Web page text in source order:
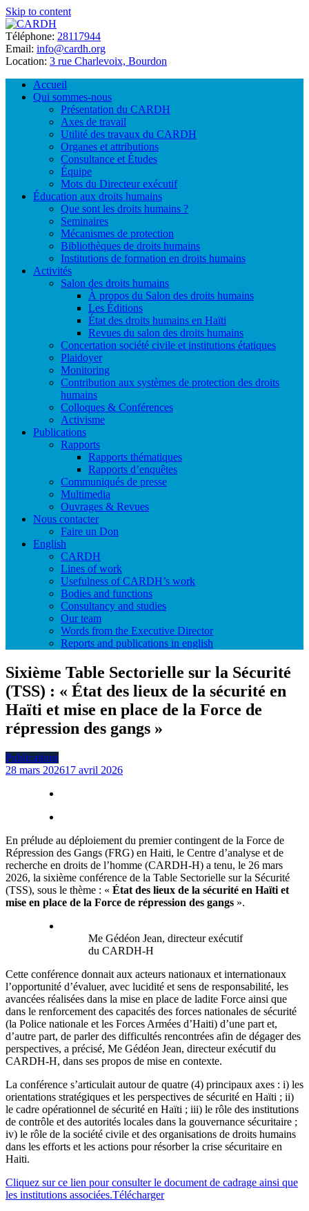
Skip to content
Téléphone: 28117944
Email: info@cardh.org
Location: 3 rue Charlevoix, Bourdon
Accueil
Qui sommes-nous
Présentation du CARDH
Axes de travail
Utilité des travaux du CARDH
Organes et attributions
Consultance et Études
Équipe
Mots du Directeur exécutif
Éducation aux droits humains
Que sont les droits humains ?
Seminaires
Mécanismes de protection
Bibliothèques de droits humains
Institutions de formation en droits humains
Activités
Salon des droits humains
À propos du Salon des droits humains
Les Éditions
État des droits humains en Haïti
Revues du salon des droits humains
Concertation société civile et institutions étatiques
Plaidoyer
Monitoring
Contribution aux systèmes de protection des droits
humains
Colloques & Conférences
Activisme
Publications
Rapports
Rapports thématiques
Rapports d’enquêtes
Communiqués de presse
Multimedia
Ouvrages & Revues
Nous contacter
Faire un Don
English
CARDH
Lines of work
Usefulness of CARDH’s work
Bodies and functions
Consultancy and studies
Our team
Words from the Executive Director
Reports and publications in english
Sixième Table Sectorielle sur la Sécurité
(TSS) : « État des lieux de la sécurité en
Haïti et mise en place de la Force de
répression des gangs »
Publications
28 mars 202617 avril 2026
En prélude au déploiement du premier contingent de la Force de
Répression des Gangs (FRG) en Haiti, le Centre d’analyse et de
recherche en droits de l’homme (CARDH-H) a tenu, le 26 mars
2026, la sixième conférence de la Table Sectorielle sur la Sécurité
(TSS), sous le thème : « État des lieux de la sécurité en Haïti et
mise en place de la Force de répression des gangs ».
Me Gédéon Jean, directeur exécutif
du CARDH-H
Cette conférence donnait aux acteurs nationaux et internationaux
l’opportunité d’évaluer, avec lucidité et sens de responsabilité, les
avancées réalisées dans la mise en place de ladite Force ainsi que
dans le renforcement des capacités des forces nationales de sécurité
(la Police nationale et les Forces Armées d’Haiti) d’une part et,
d’autre part, de parler des difficultés rencontrées afin de dégager des
perspectives, a précisé, Me Gédéon Jean, directeur exécutif du
CARDH-H, dans ses propos de mise en contexte.
La conférence s’articulait autour de quatre (4) principaux axes : i) les
orientations stratégiques et les perspectives de sécurité en Haïti ; ii)
le cadre opérationnel de sécurité en Haïti ; iii) le rôle des institutions
de contrôle et des autorités locales dans la gouvernance sécuritaire ;
iv) le rôle de la société civile et des organisations de droits humains
dans les efforts et les actions pour résorber la crise sécuritaire en
Haiti.
Cliquez sur ce lien pour consulter le document de cadrage ainsi que
les institutions associées.Télécharger